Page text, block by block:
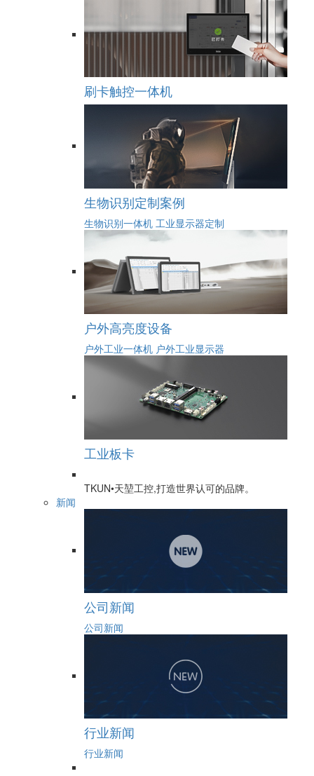
刷卡触控一体机
生物识别定制案例
生物识别一体机 工业显示器定制
户外高亮度设备
户外工业一体机 户外工业显示器
工业板卡
TKUN•天堃工控,打造世界认可的品牌。
新闻
公司新闻
公司新闻
行业新闻
行业新闻